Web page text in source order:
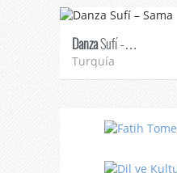
DanzaSufí –…
Turquía